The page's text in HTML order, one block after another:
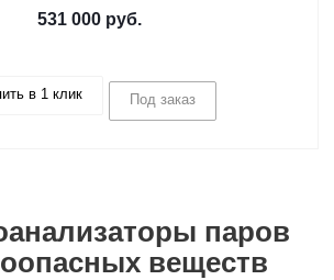
531 000 руб.
в 1 клик Под заказ
паров
веществ